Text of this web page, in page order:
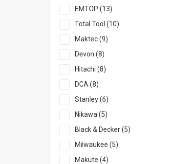
EMTOP (13)
Total Tool (10)
Maktec (9)
Devon (8)
Hitachi (8)
DCA (8)
Stanley (6)
Nikawa (5)
Black & Decker (5)
Milwaukee (5)
Makute (4)